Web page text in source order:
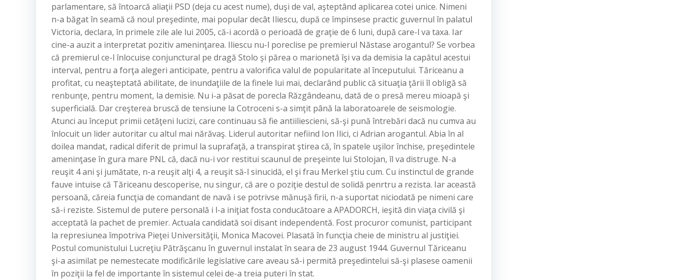
parlamentare, să întoarcă aliaţii PSD (deja cu acest nume), duşi de val, aşteptând aplicarea cotei unice. Nimeni
n-a băgat în seamă că noul preşedinte, mai popular decât Iliescu, după ce împinsese practic guvernul în palatul
Victoria, declara, în primele zile ale lui 2005, că-i acordă o perioadă de graţie de 6 luni, după care-l va taxa. Iar
cine-a auzit a interpretat pozitiv ameninţarea. Iliescu nu-l poreclise pe premierul Năstase arogantul? Se vorbea
că premierul ce-l înlocuise conjunctural pe dragă Stolo şi părea o marionetă îşi va da demisia la capătul acestui
interval, pentru a forţa alegeri anticipate, pentru a valorifica valul de popularitate al începutului. Tăriceanu a
profitat, cu neaşteptată abilitate, de inundaţiile de la finele lui mai, declarând public că situaţia ţării îl obligă să
renbunţe, pentru moment, la demisie. Nu i-a păsat de porecla Răzgândeanu, dată de o presă mereu mioapă şi
superficială. Dar creşterea bruscă de tensiune la Cotroceni s-a simţit până la laboratoarele de seismologie.
Atunci au început primii cetăţeni lucizi, care continuau să fie antiiliescieni, să-şi pună întrebări dacă nu cumva au
înlocuit un lider autoritar cu altul mai nărăvaş. Liderul autoritar nefiind Ion Ilici, ci Adrian arogantul. Abia în al
doilea mandat, radical diferit de primul la suprafaţă, a transpirat ştirea că, în spatele uşilor închise, preşedintele
ameninţase în gura mare PNL că, dacă nu-i vor restitui scaunul de preşeinte lui Stolojan, îl va distruge. N-a
reuşit 4 ani şi jumătate, n-a reuşit alţi 4, a reuşit să-l sinucidă, el şi frau Merkel ştiu cum. Cu instinctul de grande
fauve intuise că Tăriceanu descoperise, nu singur, că are o poziţie destul de solidă penrtru a rezista. Iar această
persoană, căreia funcţia de comandant de navă i se potrivse mănuşă firii, n-a suportat niciodată pe nimeni care
să-i reziste. Sistemul de putere personală i l-a iniţiat fosta conducătoare a APADORCH, ieşită din viaţa civilă şi
acceptată la pachet de premier. Actuala candidată soi disant independentă. Fost procuror comunist, participant
la represiunea împotriva Pieţei Universităţii, Monica Macovei. Plasată în funcţia cheie de ministru al justiţiei.
Postul comunistului Lucreţiu Pătrăşcanu în guvernul instalat în seara de 23 august 1944. Guvernul Tăriceanu
şi-a asimilat pe nemestecate modificările legislative care aveau să-i permită preşedintelui să-şi plasese oamenii
în poziţii la fel de importante în sistemul celei de-a treia puteri în stat.